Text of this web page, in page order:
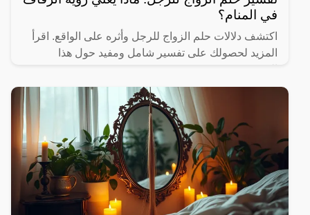
في المنام؟
اكتشف دلالات حلم الزواج للرجل وأثره على الواقع. اقرأ
المزيد لحصولك على تفسير شامل ومفيد حول هذا